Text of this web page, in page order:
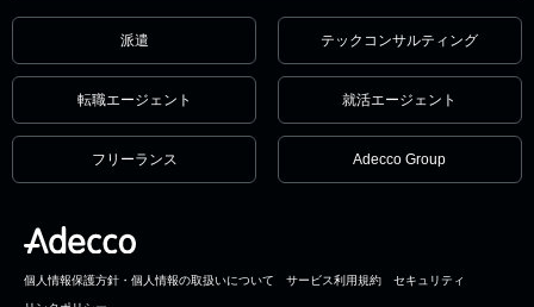
派遣 テックコンサルティング
転職エージェント 就活エージェント
フリーランス Adecco Group
個人情報保護方針・個人情報の取扱いについて サービス利用規約 セキュリティ